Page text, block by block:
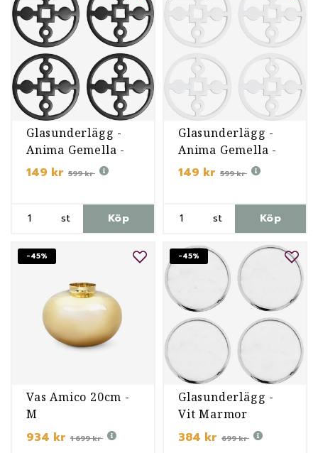
Glasunderlägg -
Anima Gemella -
Svart
149 kr 599 kr
st Köp
Glasunderlägg -
Anima Gemella -
Vit
149 kr 599 kr
st Köp
-45%
Vas Amico 20cm -
M
934 kr 1 699 kr
-45%
Glasunderlägg -
Vit Marmor
384 kr 699 kr